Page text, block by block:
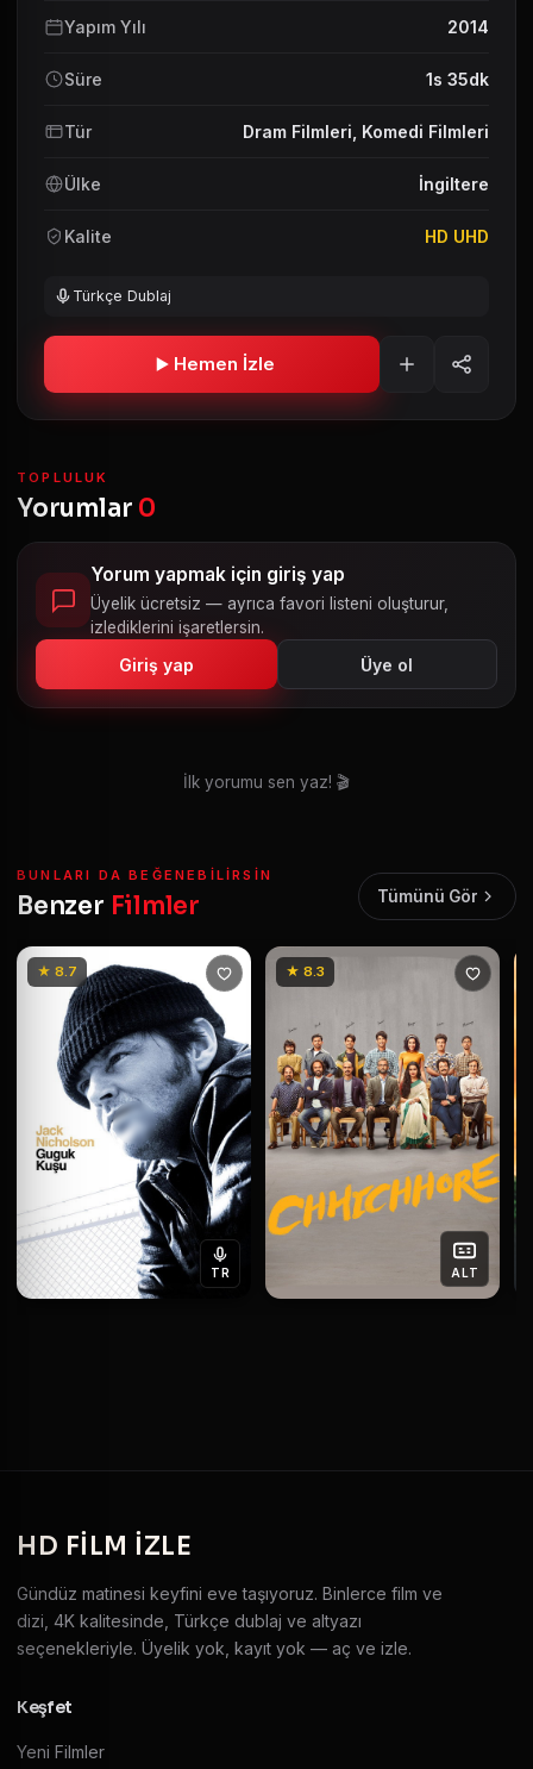
Yapım Yılı 2014
Süre 1s 35dk
Tür Dram Filmleri, Komedi Filmleri
Ülke İngiltere
Kalite HD UHD
Türkçe Dublaj
Hemen İzle
TOPLULUK
Yorumlar 0
Yorum yapmak için giriş yap
Üyelik ücretsiz — ayrıca favori listeni oluşturur,
izlediklerini işaretlersin.
Giriş yap Üye ol
İlk yorumu sen yaz! 🎬
BUNLARI DA BEĞENEBILIRSIN
Benzer Filmler Tümünü Gör
★ 8.7
TR
★ 8.3
ALT
HD FILM IZLE
Gündüz matinesi keyfini eve taşıyoruz. Binlerce film ve
dizi, 4K kalitesinde, Türkçe dublaj ve altyazı
seçenekleriyle. Üyelik yok, kayıt yok — aç ve izle.
Keşfet
Yeni Filmler